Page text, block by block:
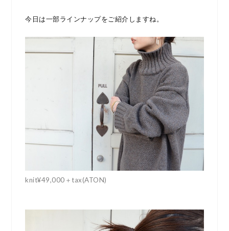
今日は一部ラインナップをご紹介しますね。
knit¥49,000＋tax(ATON)